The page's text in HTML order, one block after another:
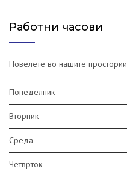
Работни часови
Повелете во нашите простории
Понеделник
Вторник
Среда
Четврток